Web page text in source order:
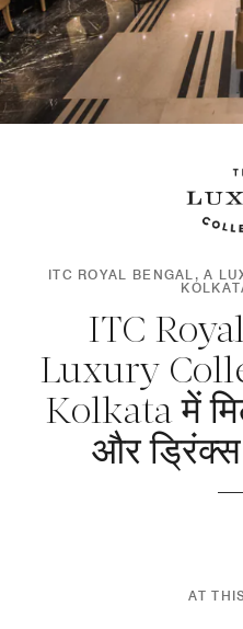
ITC ROYAL BENGAL, A
ITC
Luxury
Kolkata में
और
AT